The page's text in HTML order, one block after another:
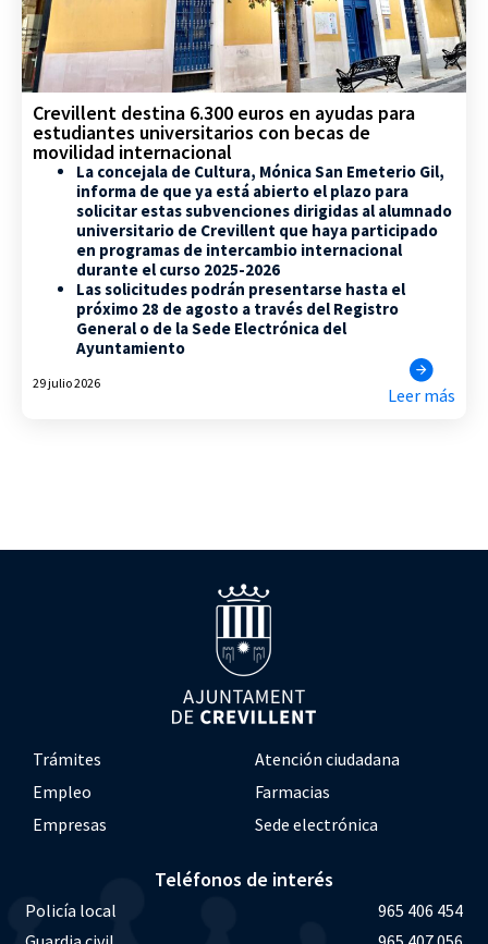
Crevillent destina 6.300 euros en ayudas para
estudiantes universitarios con becas de
movilidad internacional
La concejala de Cultura, Mónica San Emeterio Gil,
informa de que ya está abierto el plazo para
solicitar estas subvenciones dirigidas al alumnado
universitario de Crevillent que haya participado
en programas de intercambio internacional
durante el curso 2025-2026
Las solicitudes podrán presentarse hasta el
próximo 28 de agosto a través del Registro
General o de la Sede Electrónica del
Ayuntamiento
29 julio 2026
Leer más
Trámites
Atención ciudadana
Empleo
Farmacias
Empresas
Sede electrónica
Teléfonos de interés
Policía local
965 406 454